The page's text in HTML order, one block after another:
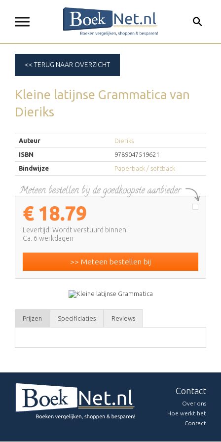
<< TERUG NAAR OVERZICHT
Kleine latijnse Grammatica van
Dieriks
Auteur
Dieriks
ISBN
9789047519621
Bindwijze
Paperback / softback
€ 18.79
Levertijd: Wordt verstuurd binnen:
Ca. 6 werkdagen
>> Meteen bestellen bij
Prijzen Specificiaties Reviews
Contact
Over ons
Hoe werkt het
Contact